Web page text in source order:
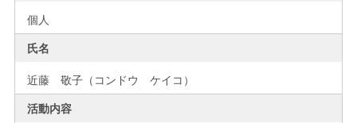
個人
氏名
近藤 敬子（コンドウ ケイコ）
活動内容